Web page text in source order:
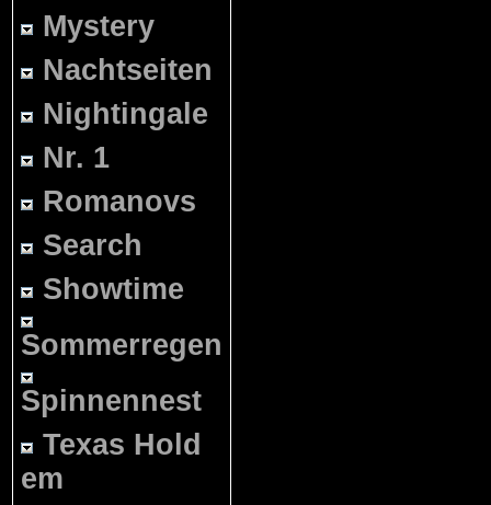
Mystery
Nachtseiten
Nightingale
Nr. 1
Romanovs
Search
Showtime
Sommerregen
Spinnennest
Texas Hold
em